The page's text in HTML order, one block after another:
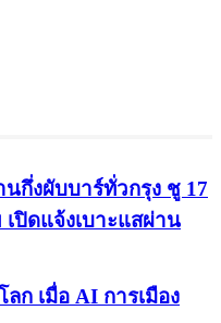
กึ่งผับบาร์ทั่วกรุง ชู 17
เปิดแจ้งเบาะแสผ่าน
ก เมื่อ AI การเมือง